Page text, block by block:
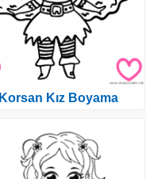
Korsan Kız Boyama